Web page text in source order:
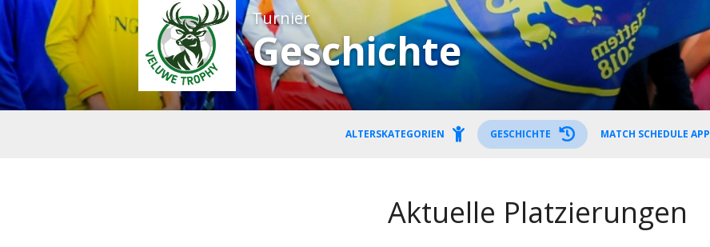
Turnier
Geschichte
ALTERSKATEGORIEN GESCHICHTE MATCH SCHEDULE APP
Aktuelle Platzierungen